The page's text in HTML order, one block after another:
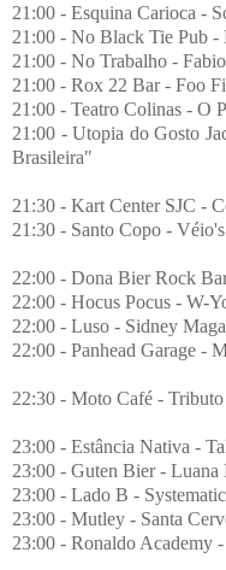
21:00 - Esquina Carioca -
21:00 - No Black Tie Pub
21:00 - No Trabalho -
21:00 - Rox 22 Bar - Foo
21:00 - Teatro Colinas - O
21:00 - Utopia do Gosto
Brasileira"
21:30 - Kart Center SJC -
21:30 - Santo Copo -
22:00 - Dona Bier Rock
22:00 - Hocus Pocus - W-
22:00 - Luso - Sidney
22:00 - Panhead Garage -
22:30 - Moto Café -
23:00 - Estância Nativa -
23:00 - Guten Bier -
23:00 - Lado B -
23:00 - Mutley - Santa
23:00 - Ronaldo Academy